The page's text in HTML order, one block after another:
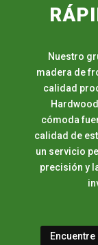
Nuestro
madera de
calidad
cómoda
calidad de
un servicio
precisión y